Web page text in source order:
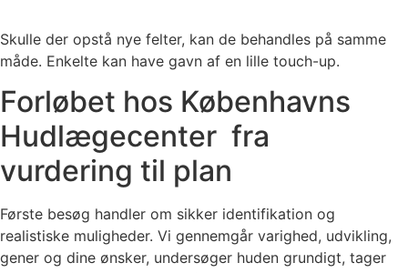
Skulle der opstå nye felter, kan de behandles på samme
måde. Enkelte kan have gavn af en lille touch-up.
Forløbet hos Københavns
Hudlægecenter fra
vurdering til plan
Første besøg handler om sikker identifikation og
realistiske muligheder. Vi gennemgår varighed, udvikling,
gener og dine ønsker, undersøger huden grundigt, tager